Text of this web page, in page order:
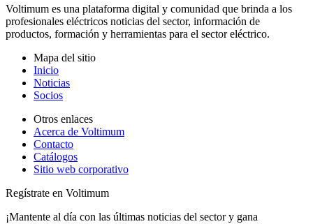
Voltimum es una plataforma digital y comunidad que brinda a los
profesionales eléctricos noticias del sector, información de
productos, formación y herramientas para el sector eléctrico.
Mapa del sitio
Inicio
Noticias
Socios
Otros enlaces
Acerca de Voltimum
Contacto
Catálogos
Sitio web corporativo
Regístrate en Voltimum
¡Mantente al día con las últimas noticias del sector y gana